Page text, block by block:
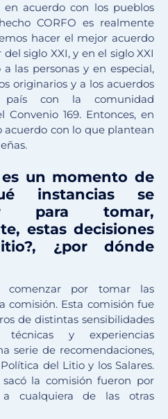
acuerdo con los pueblos
CORFO es realmente
hacer el mejor acuerdo
siglo XXI, y en el siglo XXI
las personas y en especial,
originarios y a los acuerdos
con la comunidad
169. Entonces, en
acuerdo con lo que plantean
un momento de
instancias se
para tomar,
estas decisiones
¿por dónde
por tomar las
comisión. Esta comisión fue
de distintas sensibilidades
técnicas y experiencias
serie de recomendaciones,
del Litio y los Salares.
la comisión fueron por
a cualquiera de las otras